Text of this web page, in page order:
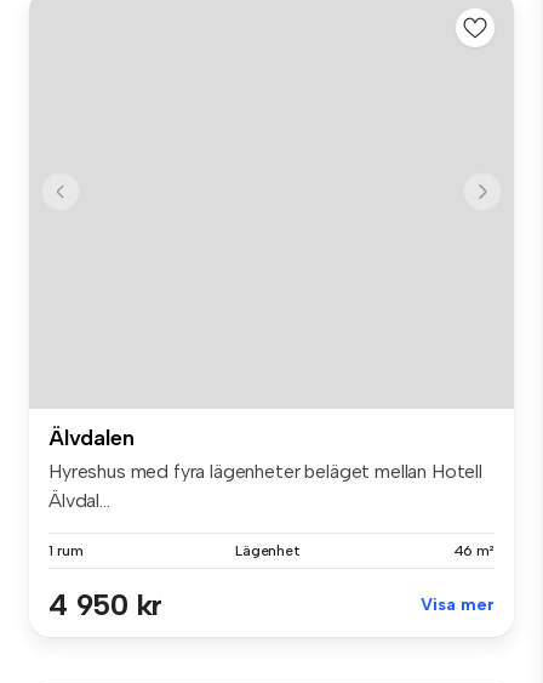
Älvdalen
Hyreshus med fyra lägenheter beläget mellan Hotell
Älvdal...
1 rum Lägenhet 46 m²
4 950 kr Visa mer